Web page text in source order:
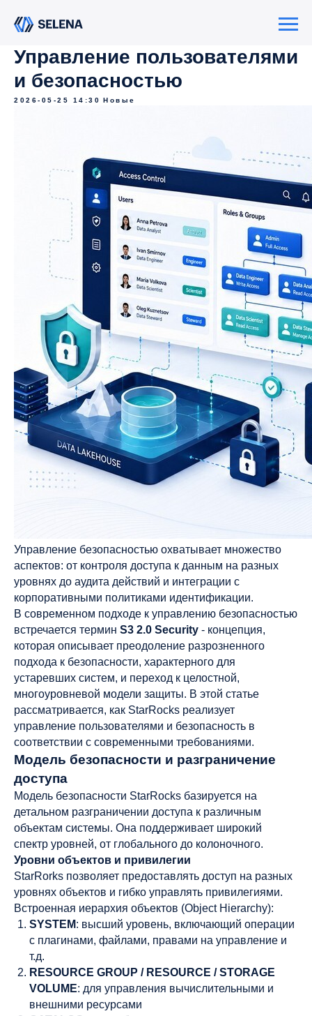
Управление пользователями
и безопасностью
2026-05-25 14:30 Новые
Управление безопасностью охватывает множество
аспектов: от контроля доступа к данным на разных
уровнях до аудита действий и интеграции с
корпоративными политиками идентификации.
В современном подходе к управлению безопасностью
встречается термин S3 2.0 Security - концепция,
которая описывает преодоление разрозненного
подхода к безопасности, характерного для
устаревших систем, и переход к целостной,
многоуровневой модели защиты. В этой статье
рассматривается, как StarRocks реализует
управление пользователями и безопасность в
соответствии с современными требованиями.
Модель безопасности и разграничение
доступа
Модель безопасности StarRocks базируется на
детальном разграничении доступа к различным
объектам системы. Она поддерживает широкий
спектр уровней, от глобального до колоночного.
Уровни объектов и привилегии
StarRorks позволяет предоставлять доступ на разных
уровнях объектов и гибко управлять привилегиями.
Встроенная иерархия объектов (Object Hierarchy):
SYSTEM: высший уровень, включающий операции
с плагинами, файлами, правами на управление и
т.д.
RESOURCE GROUP / RESOURCE / STORAGE
VOLUME: для управления вычислительными и
внешними ресурсами